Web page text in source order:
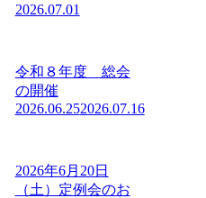
2026.07.01
令和８年度 総会
の開催
2026.06.252026.07.16
2026年6月20日
（土）定例会のお